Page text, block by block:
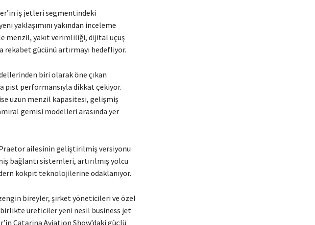
iş jetleri segmentindeki
yaklaşımını yakından inceleme
menzil, yakıt verimliliği, dijital uçuş
gücünü artırmayı hedefliyor.
biri olarak öne çıkan
pist performansıyla dikkat çekiyor.
uzun menzil kapasitesi, gelişmiş
gemisi modelleri arasında yer
ailesinin geliştirilmiş versiyonu
bağlantı sistemleri, artırılmış yolcu
kokpit teknolojilerine odaklanıyor.
bireyler, şirket yöneticileri ve özel
üreticiler yeni nesil business jet
Catarina Aviation Show’daki güçlü